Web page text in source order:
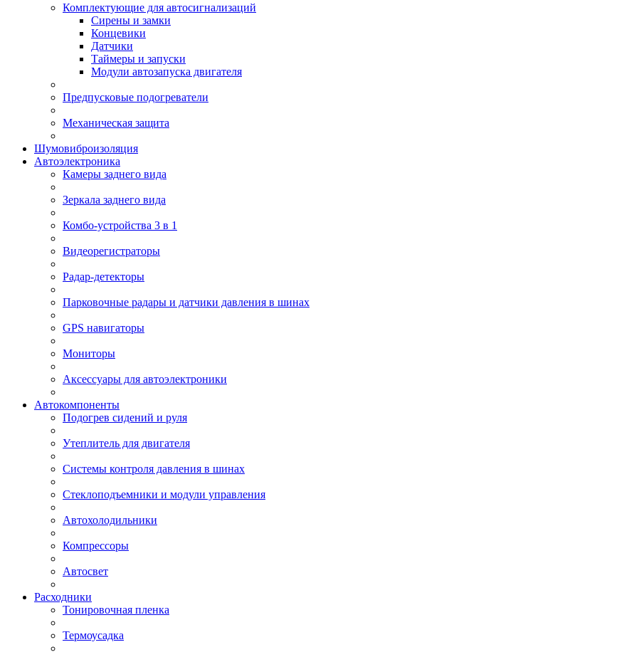
Комплектующие для автосигнализаций
Сирены и замки
Концевики
Датчики
Таймеры и запуски
Модули автозапуска двигателя
Предпусковые подогреватели
Механическая защита
Шумовиброизоляция
Автоэлектроника
Камеры заднего вида
Зеркала заднего вида
Комбо-устройства 3 в 1
Видеорегистраторы
Радар-детекторы
Парковочные радары и датчики давления в шинах
GPS навигаторы
Мониторы
Аксессуары для автоэлектроники
Автокомпоненты
Подогрев сидений и руля
Утеплитель для двигателя
Системы контроля давления в шинах
Стеклоподъемники и модули управления
Автохолодильники
Компрессоры
Автосвет
Расходники
Тонировочная пленка
Термоусадка